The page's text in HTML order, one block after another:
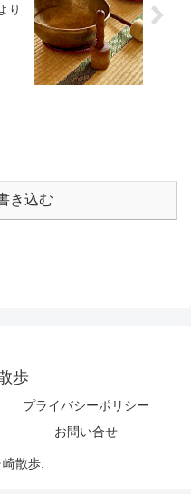
り
き込む
歩
プライバシーポリシー
お問い合せ
散歩.